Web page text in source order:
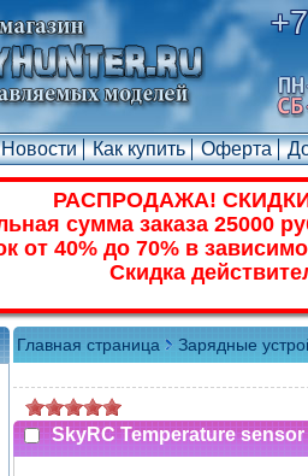
Новости Как купить Оферта
РАСПРОДАЖА!
сумма заказа 25000
от 40% до 70% в
Скидка
Главная страница Зарядные
SkyRC Temperature sensor